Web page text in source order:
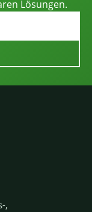
Lösungen.
,